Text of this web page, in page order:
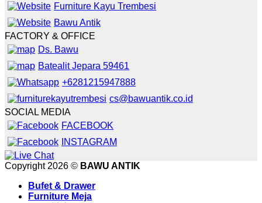
Furniture Kayu Trembesi
Bawu Antik
FACTORY & OFFICE
Ds. Bawu
Batealit Jepara 59461
+6281215947888
cs@bawuantik.co.id
SOCIAL MEDIA
FACEBOOK
INSTAGRAM
Copyright 2026 © BAWU ANTIK
Bufet & Drawer
Furniture Meja